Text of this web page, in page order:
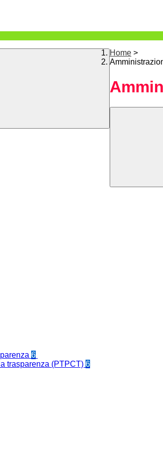
Home >
6
trasparenza (PTPCT) 6